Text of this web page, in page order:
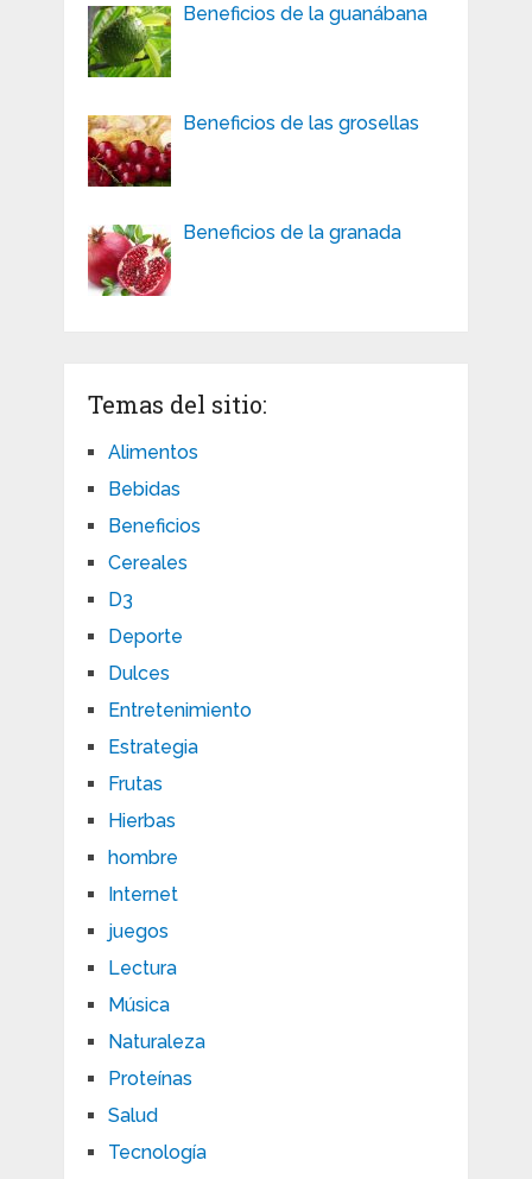
Beneficios de la guanábana
Beneficios de las grosellas
Beneficios de la granada
Temas del sitio:
Alimentos
Bebidas
Beneficios
Cereales
D3
Deporte
Dulces
Entretenimiento
Estrategia
Frutas
Hierbas
hombre
Internet
juegos
Lectura
Música
Naturaleza
Proteínas
Salud
Tecnología